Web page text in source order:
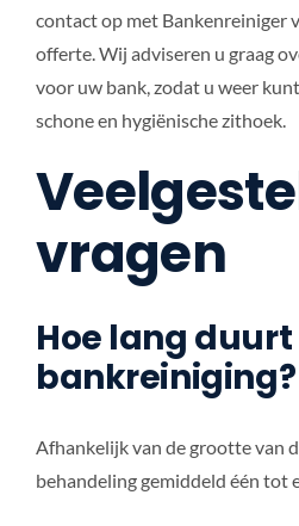
contact op met Bankenreiniger
offerte. Wij adviseren u graag
voor uw bank, zodat u weer
schone en hygiënische zithoek.
vragen
Hoe lang duurt
bankreiniging?
Afhankelijk van de grootte van
behandeling gemiddeld één tot